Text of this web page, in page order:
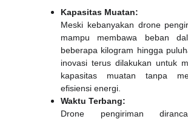
Kapasitas Muatan:
Meski kebanyakan drone
mampu membawa beban
beberapa kilogram hingga
inovasi terus dilakukan untuk
kapasitas muatan tanpa
efisiensi energi.
Waktu Terbang:
Drone pengiriman